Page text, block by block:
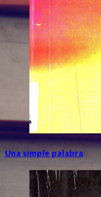
Una simple palabra